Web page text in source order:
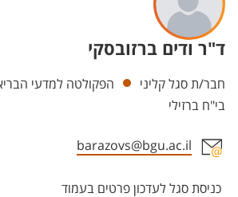
ד"ר ודים ברזובסקי
יחידות
חבר/ת סגל קליני
הפקולטה למדעי
בי"ח ברזילי
barazovs@bgu.ac.il
כניסת סגל לעדכון פרטים בעמוד